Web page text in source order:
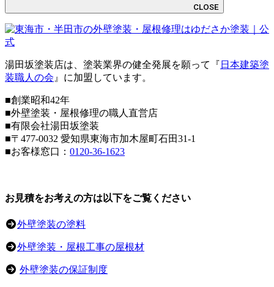
CLOSE
湯田坂塗装店は、塗装業界の健全発展を願って『 日本建築塗
装職人の会 』に加盟しています。
■創業昭和42年
■外壁塗装・屋根修理の職人直営店
■有限会社湯田坂塗装
■〒 477-0032 愛知県東海市加木屋町石田31-1
■お客様窓口： 0120-36-1623
お見積をお考えの方は以下をご覧ください
外壁塗装の塗料
外壁塗装・屋根工事の屋根材
外壁塗装の保証制度